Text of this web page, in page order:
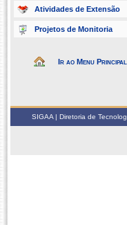
Atividades de Extensão
Projetos de Monitoria
Ir ao Menu Principal
SIGAA | Diretoria de